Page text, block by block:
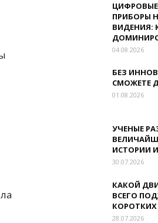
ПРИБОРЫ
ВИДЕНИЯ:
04.08.2026
БЕЗ
СМОЖЕТЕ
01.08.2026
УЧЕНЫЕ
ИСТОРИИ
30.07.2026
КАКОЙ
ВСЕГО
28.07.2026